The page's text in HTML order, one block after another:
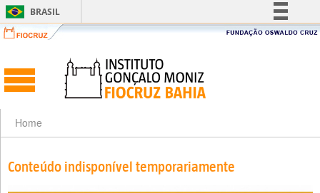
BRASIL
Simplifique!
Acesso à informação
Canais
Home
Conteúdo indisponível temporariamente